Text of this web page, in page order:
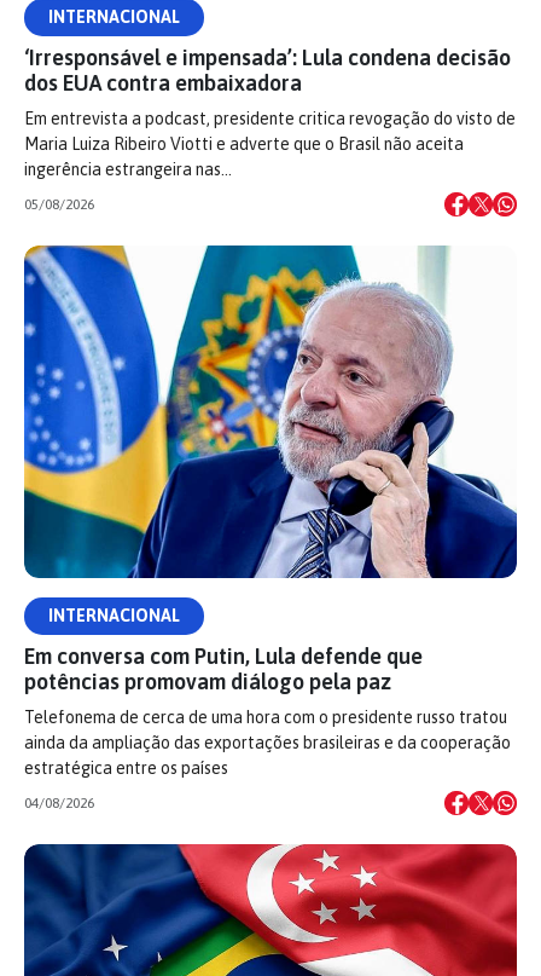
INTERNACIONAL
‘Irresponsável e impensada’: Lula condena decisão
dos EUA contra embaixadora
Em entrevista a podcast, presidente critica revogação do visto de
Maria Luiza Ribeiro Viotti e adverte que o Brasil não aceita
ingerência estrangeira nas…
05/08/2026
INTERNACIONAL
Em conversa com Putin, Lula defende que
potências promovam diálogo pela paz
Telefonema de cerca de uma hora com o presidente russo tratou
ainda da ampliação das exportações brasileiras e da cooperação
estratégica entre os países
04/08/2026